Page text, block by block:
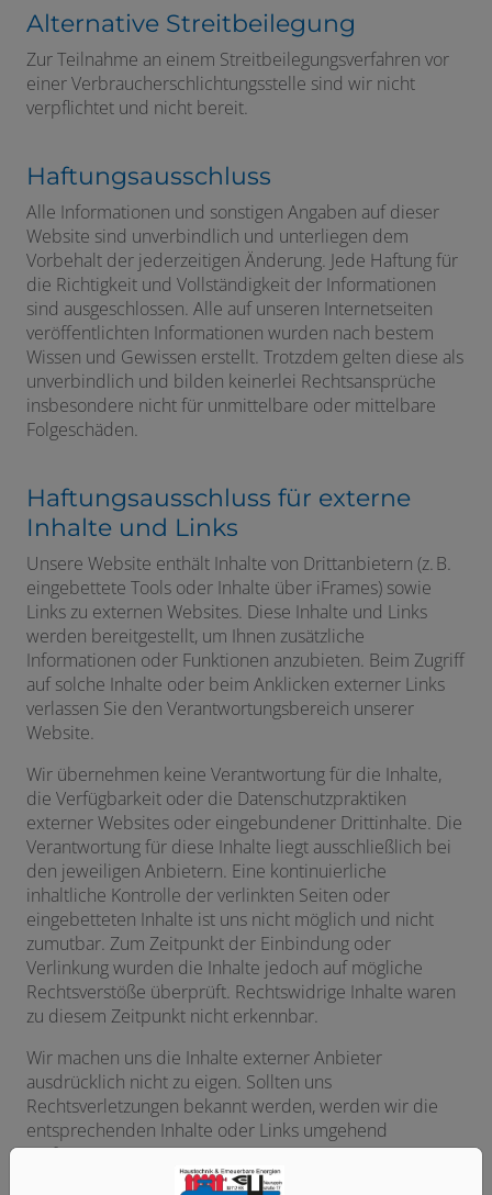
Alternative Streitbeilegung
Zur Teilnahme an einem Streitbeilegungsverfahren vor
einer Verbraucherschlichtungsstelle sind wir nicht
verpflichtet und nicht bereit.
Haftungsausschluss
Alle Informationen und sonstigen Angaben auf dieser
Website sind unverbindlich und unterliegen dem
Vorbehalt der jederzeitigen Änderung. Jede Haftung für
die Richtigkeit und Vollständigkeit der Informationen
sind ausgeschlossen. Alle auf unseren Internetseiten
veröffentlichten Informationen wurden nach bestem
Wissen und Gewissen erstellt. Trotzdem gelten diese als
unverbindlich und bilden keinerlei Rechtsansprüche
insbesondere nicht für unmittelbare oder mittelbare
Folgeschäden.
Haftungsausschluss für externe
Inhalte und Links
Unsere Website enthält Inhalte von Drittanbietern (z. B.
eingebettete Tools oder Inhalte über iFrames) sowie
Links zu externen Websites. Diese Inhalte und Links
werden bereitgestellt, um Ihnen zusätzliche
Informationen oder Funktionen anzubieten. Beim Zugriff
auf solche Inhalte oder beim Anklicken externer Links
verlassen Sie den Verantwortungsbereich unserer
Website.
Wir übernehmen keine Verantwortung für die Inhalte,
die Verfügbarkeit oder die Datenschutzpraktiken
externer Websites oder eingebundener Drittinhalte. Die
Verantwortung für diese Inhalte liegt ausschließlich bei
den jeweiligen Anbietern. Eine kontinuierliche
inhaltliche Kontrolle der verlinkten Seiten oder
eingebetteten Inhalte ist uns nicht möglich und nicht
zumutbar. Zum Zeitpunkt der Einbindung oder
Verlinkung wurden die Inhalte jedoch auf mögliche
Rechtsverstöße überprüft. Rechtswidrige Inhalte waren
zu diesem Zeitpunkt nicht erkennbar.
Wir machen uns die Inhalte externer Anbieter
ausdrücklich nicht zu eigen. Sollten uns
Rechtsverletzungen bekannt werden, werden wir die
entsprechenden Inhalte oder Links umgehend
entfernen.